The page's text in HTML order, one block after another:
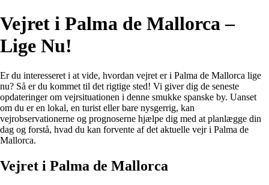
Vejret i Palma de Mallorca –
Lige Nu!
Er du interesseret i at vide, hvordan vejret er i Palma de Mallorca lige
nu? Så er du kommet til det rigtige sted! Vi giver dig de seneste
opdateringer om vejrsituationen i denne smukke spanske by. Uanset
om du er en lokal, en turist eller bare nysgerrig, kan
vejrobservationerne og prognoserne hjælpe dig med at planlægge din
dag og forstå, hvad du kan forvente af det aktuelle vejr i Palma de
Mallorca.
Vejret i Palma de Mallorca